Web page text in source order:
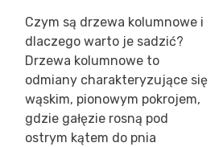
Czym są drzewa kolumnowe i
dlaczego warto je sadzić?
Drzewa kolumnowe to
odmiany charakteryzujące się
wąskim, pionowym pokrojem,
gdzie gałęzie rosną pod
ostrym kątem do pnia